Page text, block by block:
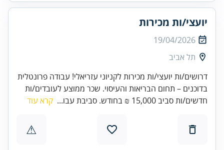
יועצי/ות מכירות
19/04/2026
תל אביב
דרושים/ות יועצי/ות מכירות לקניוני עזריאלי! עבודה פרונטלית
בדוכנים – תחום הבריאות והעיסוי. שכר ממוצע לעובדים/ות
חדשים/ות סביב 15,000 ₪ בחודש. סביבת עבו...
קרא עוד
⚠